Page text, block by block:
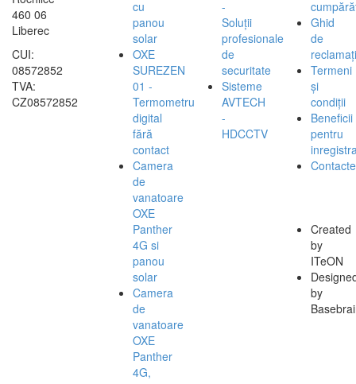
460 06
Liberec
CUI:
08572852
TVA:
CZ08572852
cu
panou
solar
OXE
SUREZEN
01 -
Termometru
digital
fără
contact
Camera
de
vanatoare
OXE
Panther
4G si
panou
solar
Camera
de
vanatoare
OXE
Panther
4G,
-
Soluții
profesionale
de
securitate
Sisteme
AVTECH
-
HDCCTV
Ghid
de
Termeni
și
condiții
Beneficii
pentru
Contacte
Created
by
ITeON
by